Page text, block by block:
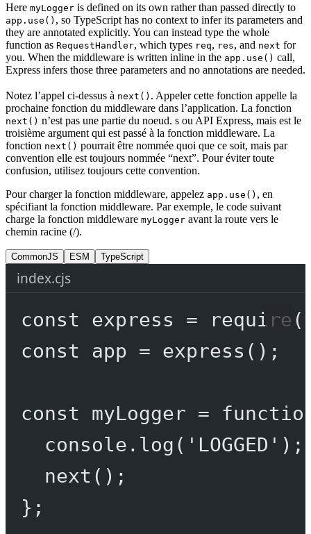
Here myLogger is defined on its own rather than passed directly to
app.use() , so TypeScript has no context to infer its parameters and
they are annotated explicitly. You can instead type the whole
function as RequestHandler, which types req, res, and next for
you. When the middleware is written inline in the app.use() call,
Express infers those three parameters and no annotations are needed.
Notez l’appel ci-dessus à next() . Appeler cette fonction appelle la
prochaine fonction du middleware dans l’application. La fonction
next() n’est pas une partie du noeud. s ou API Express, mais est le
troisième argument qui est passé à la fonction middleware. La
fonction next() pourrait être nommée quoi que ce soit, mais par
convention elle est toujours nommée “next”. Pour éviter toute
confusion, utilisez toujours cette convention.
Pour charger la fonction middleware, appelez app.use() , en
spécifiant la fonction middleware. Par exemple, le code suivant
charge la fonction middleware myLogger avant la route vers le
chemin racine (/).
CommonJS ESM TypeScript
index.cjs
const express = require (
const
app = express ();
const myLogger =
console. log ( 'LOGGED' );
next ();
};